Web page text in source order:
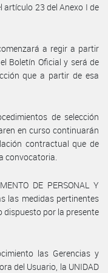
artículo 23 del Anexo I de
a regir a partir
Boletín Oficial y será de
que a partir de esa
de selección
en curso continuarán
contractual que de
convocatoria.
DE PERSONAL Y
las medidas pertinentes
dispuesto por la presente
las Gerencias y
del Usuario, la UNIDAD